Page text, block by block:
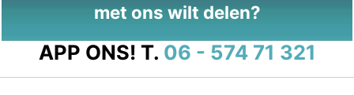
met ons wilt delen?
APP ONS! T. 06 - 574 71 321